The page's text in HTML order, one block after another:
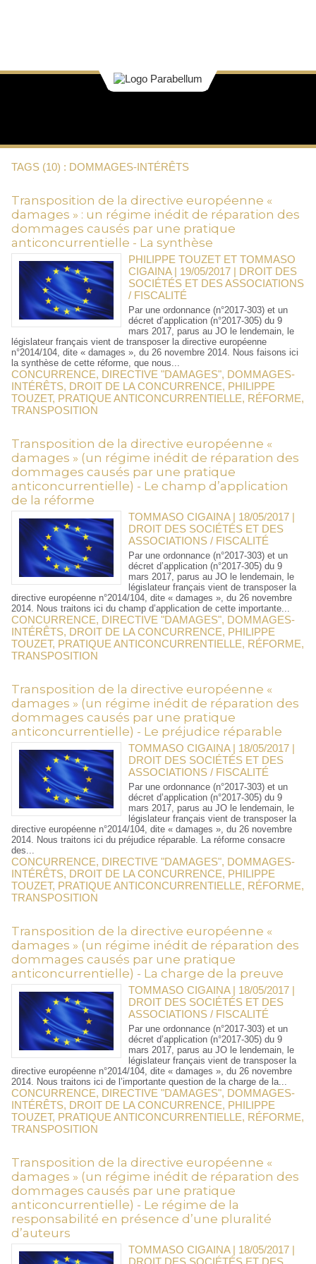
TAGS (10) : DOMMAGES-INTÉRÊTS
Transposition de la directive européenne «
damages » : un régime inédit de réparation des
dommages causés par une pratique
anticoncurrentielle - La synthèse
PHILIPPE TOUZET ET TOMMASO
CIGAINA | 19/05/2017 | DROIT DES
SOCIÉTÉS ET DES ASSOCIATIONS
/ FISCALITÉ
Par une ordonnance (n°2017-303) et un
décret d’application (n°2017-305) du 9
mars 2017, parus au JO le lendemain, le
législateur français vient de transposer la directive européenne
n°2014/104, dite « damages », du 26 novembre 2014. Nous faisons ici
la synthèse de cette réforme, que nous...
CONCURRENCE, DIRECTIVE "DAMAGES", DOMMAGES-
INTÉRÊTS, DROIT DE LA CONCURRENCE, PHILIPPE
TOUZET, PRATIQUE ANTICONCURRENTIELLE, RÉFORME,
TRANSPOSITION
Transposition de la directive européenne «
damages » (un régime inédit de réparation des
dommages causés par une pratique
anticoncurrentielle) - Le champ d’application
de la réforme
TOMMASO CIGAINA | 18/05/2017 |
DROIT DES SOCIÉTÉS ET DES
ASSOCIATIONS / FISCALITÉ
Par une ordonnance (n°2017-303) et un
décret d’application (n°2017-305) du 9
mars 2017, parus au JO le lendemain, le
législateur français vient de transposer la
directive européenne n°2014/104, dite « damages », du 26 novembre
2014. Nous traitons ici du champ d’application de cette importante...
CONCURRENCE, DIRECTIVE "DAMAGES", DOMMAGES-
INTÉRÊTS, DROIT DE LA CONCURRENCE, PHILIPPE
TOUZET, PRATIQUE ANTICONCURRENTIELLE, RÉFORME,
TRANSPOSITION
Transposition de la directive européenne «
damages » (un régime inédit de réparation des
dommages causés par une pratique
anticoncurrentielle) - Le préjudice réparable
TOMMASO CIGAINA | 18/05/2017 |
DROIT DES SOCIÉTÉS ET DES
ASSOCIATIONS / FISCALITÉ
Par une ordonnance (n°2017-303) et un
décret d’application (n°2017-305) du 9
mars 2017, parus au JO le lendemain, le
législateur français vient de transposer la
directive européenne n°2014/104, dite « damages », du 26 novembre
2014. Nous traitons ici du préjudice réparable. La réforme consacre
des...
CONCURRENCE, DIRECTIVE "DAMAGES", DOMMAGES-
INTÉRÊTS, DROIT DE LA CONCURRENCE, PHILIPPE
TOUZET, PRATIQUE ANTICONCURRENTIELLE, RÉFORME,
TRANSPOSITION
Transposition de la directive européenne «
damages » (un régime inédit de réparation des
dommages causés par une pratique
anticoncurrentielle) - La charge de la preuve
TOMMASO CIGAINA | 18/05/2017 |
DROIT DES SOCIÉTÉS ET DES
ASSOCIATIONS / FISCALITÉ
Par une ordonnance (n°2017-303) et un
décret d’application (n°2017-305) du 9
mars 2017, parus au JO le lendemain, le
législateur français vient de transposer la
directive européenne n°2014/104, dite « damages », du 26 novembre
2014. Nous traitons ici de l’importante question de la charge de la...
CONCURRENCE, DIRECTIVE "DAMAGES", DOMMAGES-
INTÉRÊTS, DROIT DE LA CONCURRENCE, PHILIPPE
TOUZET, PRATIQUE ANTICONCURRENTIELLE, RÉFORME,
TRANSPOSITION
Transposition de la directive européenne «
damages » (un régime inédit de réparation des
dommages causés par une pratique
anticoncurrentielle) - Le régime de la
responsabilité en présence d’une pluralité
d’auteurs
TOMMASO CIGAINA | 18/05/2017 |
DROIT DES SOCIÉTÉS ET DES